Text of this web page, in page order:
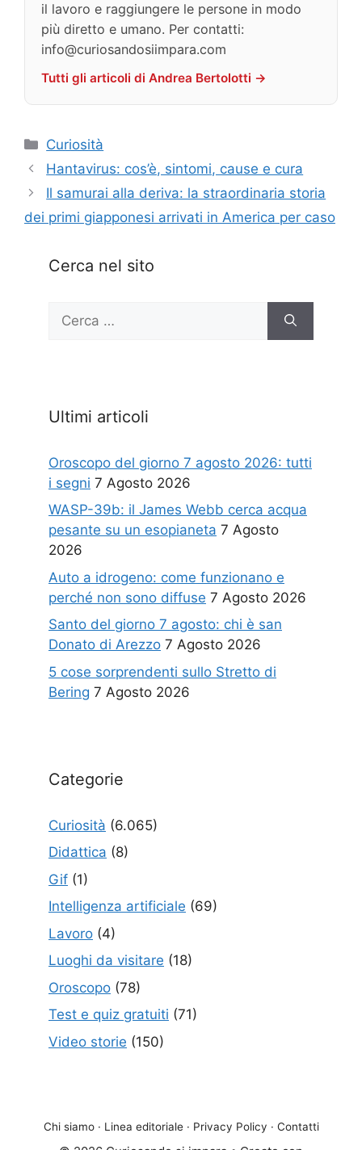
il lavoro e raggiungere le persone in modo
più diretto e umano. Per contatti:
info@curiosandosiimpara.com
Tutti gli articoli di Andrea Bertolotti →
Categorie
Curiosità
Hantavirus: cos’è, sintomi, cause e cura
Il samurai alla deriva: la straordinaria storia
dei primi giapponesi arrivati in America per caso
Cerca nel sito
per:
Ultimi articoli
Oroscopo del giorno 7 agosto 2026: tutti
i segni 7 Agosto 2026
WASP-39b: il James Webb cerca acqua
pesante su un esopianeta 7 Agosto
2026
Auto a idrogeno: come funzionano e
perché non sono diffuse 7 Agosto 2026
Santo del giorno 7 agosto: chi è san
Donato di Arezzo 7 Agosto 2026
5 cose sorprendenti sullo Stretto di
Bering 7 Agosto 2026
Categorie
Curiosità (6.065)
Didattica (8)
Gif (1)
Intelligenza artificiale (69)
Lavoro (4)
Luoghi da visitare (18)
Oroscopo (78)
Test e quiz gratuiti (71)
Video storie (150)
Chi siamo · Linea editoriale · Privacy Policy · Contatti